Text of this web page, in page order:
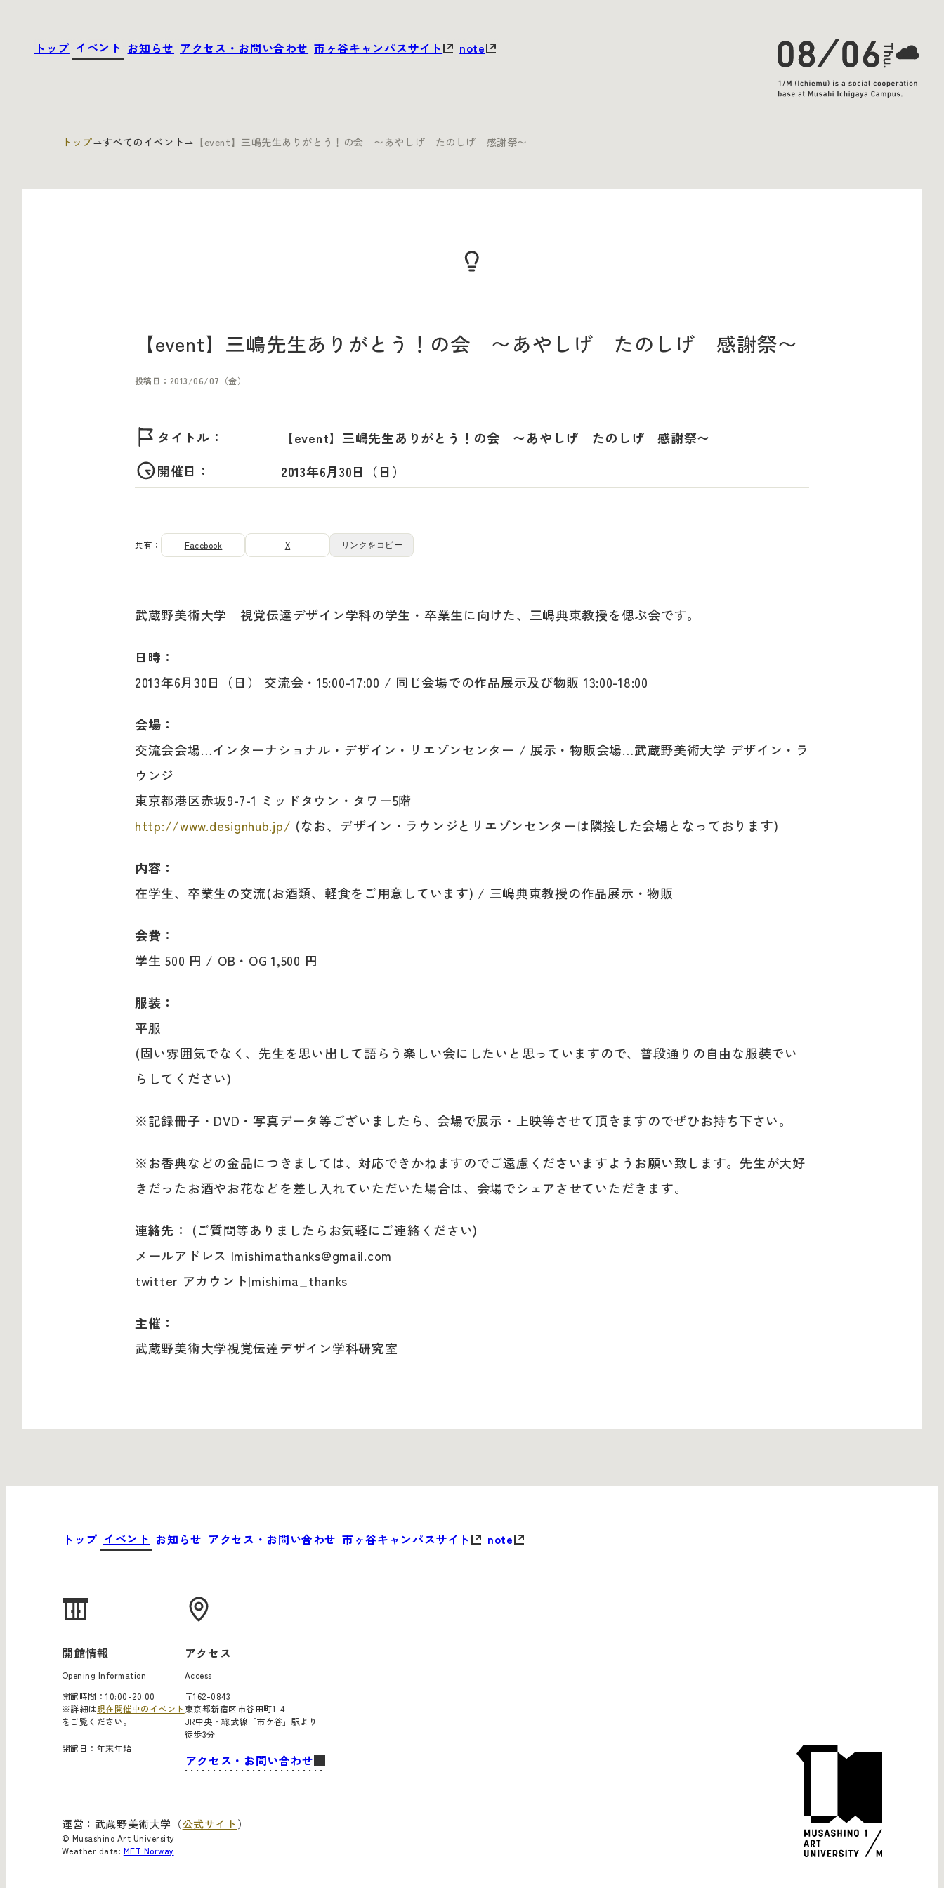
トップ
トップ イベント
イベント お知らせ
お知らせ アクセス・お問い合わせ
アクセス・お問い合わせ 市ヶ谷キャンパスサイト
市ヶ谷キャンパスサイト note
note
トップ すべてのイベント 【event】三嶋先生ありがとう！の会 〜あやしげ たのしげ 感謝祭〜
【event】三嶋先生ありがとう！の会 〜あやしげ たのしげ 感謝祭〜
投稿日：2013/06/07（金）
タイトル：
【event】三嶋先生ありがとう！の会 〜あやしげ たのしげ 感謝祭〜
開催日：
2013年6月30日（日）
共有： Facebook X リンクをコピー
武蔵野美術大学 視覚伝達デザイン学科の学生・卒業生に向けた、三嶋典東教授を偲ぶ会です。
日時：
2013年6月30日（日） 交流会・15:00-17:00 / 同じ会場での作品展示及び物販 13:00-18:00
会場：
交流会会場…インターナショナル・デザイン・リエゾンセンター / 展示・物販会場…武蔵野美術大学 デザイン・ラ
ウンジ
東京都港区赤坂9-7-1 ミッドタウン・タワー5階
http://www.designhub.jp/ (なお、デザイン・ラウンジとリエゾンセンターは隣接した会場となっております)
内容：
在学生、卒業生の交流(お酒類、軽食をご用意しています) / 三嶋典東教授の作品展示・物販
会費：
学生 500 円 / OB・OG 1,500 円
服装：
平服
(固い雰囲気でなく、先生を思い出して語らう楽しい会にしたいと思っていますので、普段通りの自由な服装でい
らしてください)
※記録冊子・DVD・写真データ等ございましたら、会場で展示・上映等させて頂きますのでぜひお持ち下さい。
※お香典などの金品につきましては、対応できかねますのでご遠慮くださいますようお願い致します。先生が大好
きだったお酒やお花などを差し入れていただいた場合は、会場でシェアさせていただきます。
連絡先：
(ご質問等ありましたらお気軽にご連絡ください)
メールアドレス |mishimathanks@gmail.com
twitter アカウント|mishima_thanks
主催：
武蔵野美術大学視覚伝達デザイン学科研究室
トップ
トップ イベント
イベント お知らせ
お知らせ アクセス・お問い合わせ
アクセス・お問い合わせ 市ヶ谷キャンパスサイト
市ヶ谷キャンパスサイト note
note
開館情報
Opening Information
開館時間：10:00-20:00
※詳細は現在開催中のイベント
をご覧ください。
閉館日：年末年始
アクセス
Access
〒162-0843
東京都新宿区市谷田町1-4
JR中央・総武線「市ケ谷」駅より
徒歩3分
アクセス・お問い合わせ
運営：武蔵野美術大学（公式サイト）
© Musashino Art University
Weather data: MET Norway